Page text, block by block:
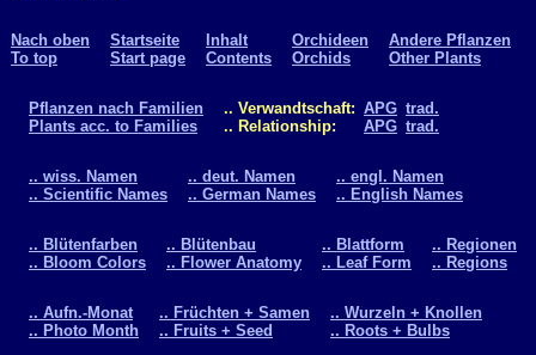
Nach oben
To top
Startseite
Start page
Inhalt
Contents
Orchideen
Orchids
Andere Pflanzen
Other Plants
Pflanzen nach Familien
Plants acc. to Families
.. Verwandtschaft:
.. Relationship:
APG
APG
trad.
trad.
.. wiss. Namen
.. Scientific Names
.. deut. Namen
.. German Names
.. engl. Namen
.. English Names
.. Blütenfarben
.. Bloom Colors
.. Blütenbau
.. Flower Anatomy
.. Blattform
.. Leaf Form
.. Regionen
.. Regions
.. Aufn.-Monat
.. Photo Month
.. Früchten + Samen
.. Fruits + Seed
.. Wurzeln + Knollen
.. Roots + Bulbs